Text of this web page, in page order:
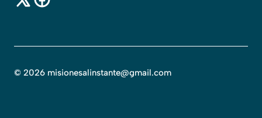
© 2026 misionesalinstante@gmail.com